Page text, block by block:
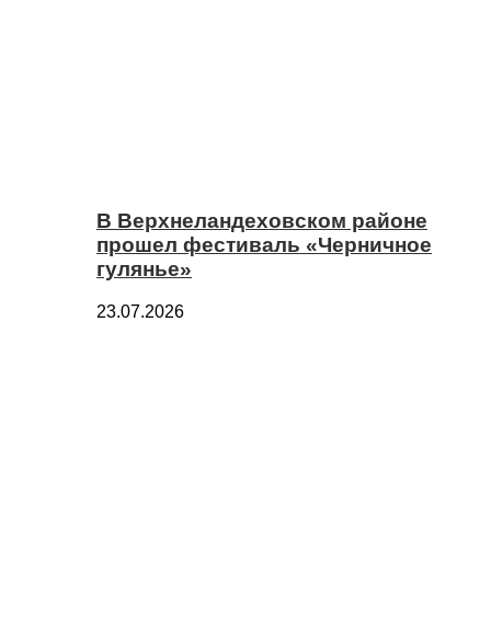
В Верхнеландеховском районе
прошел фестиваль «Черничное
гулянье»
23.07.2026